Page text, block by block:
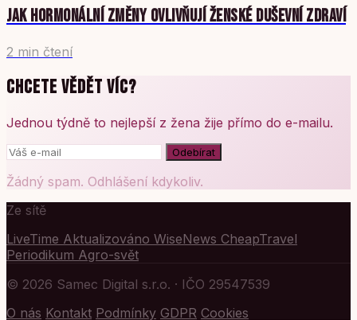
JAK HORMONÁLNÍ ZMĚNY OVLIVŇUJÍ ŽENSKÉ DUŠEVNÍ ZDRAVÍ
2 min čtení
CHCETE VĚDĚT VÍC?
Jednou týdně to nejlepší z žena žije přímo do e-mailu.
Odebírat
Žádný spam. Odhlášení kdykoliv.
Ze sítě
LiveTime Aktualizováno WiseNews CheapTravel
Periodikum Agro-svět
© 2026 Samec Digital s.r.o. · IČO 29547539
O nás Kontakt Podmínky GDPR Cookies